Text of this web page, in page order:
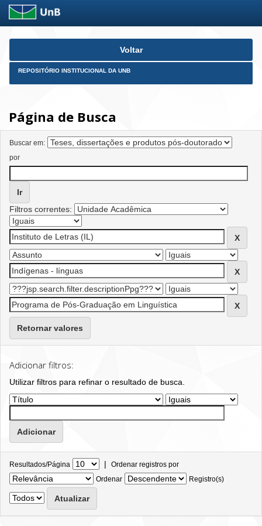
Skip
Voltar
REPOSITÓRIO INSTITUCIONAL DA UNB
Página de Busca
Buscar em:
por
Filtros correntes:
Retornar valores
Adicionar filtros:
Utilizar filtros para refinar o resultado de busca.
Resultados/Página | Ordenar registros por
Ordenar
Registro(s)